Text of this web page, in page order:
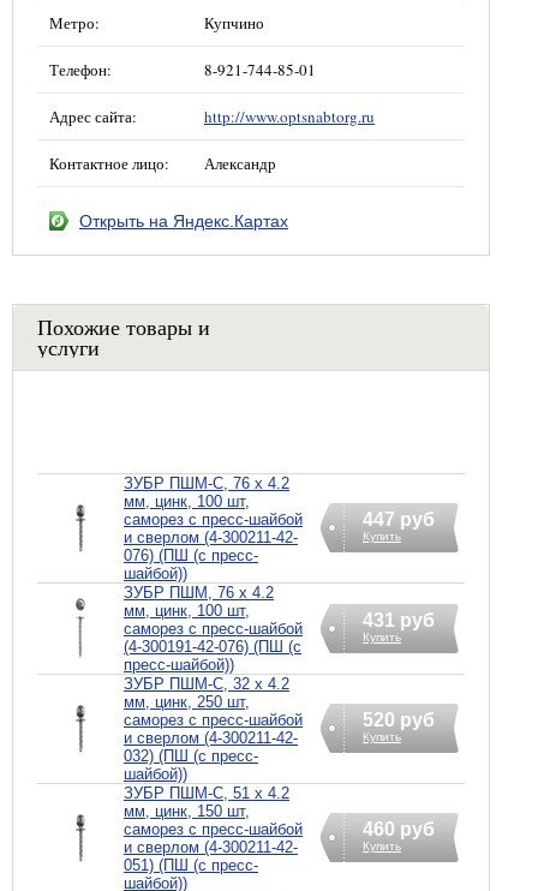
Метро: Купчино
Телефон: 8-921-744-85-01
Адрес сайта: http://www.optsnabtorg.ru
Контактное лицо: Александр
Открыть на Яндекс.Картах
Похожие товары и
услуги
ЗУБР ПШМ-С, 76 х 4.2
мм, цинк, 100 шт,
саморез с пресс-шайбой
и сверлом (4-300211-42-
076) (ПШ (с пресс-
шайбой))
447 руб
Купить
ЗУБР ПШМ, 76 х 4.2
мм, цинк, 100 шт,
саморез c пресс-шайбой
(4-300191-42-076) (ПШ (с
пресс-шайбой))
431 руб
Купить
ЗУБР ПШМ-С, 32 х 4.2
мм, цинк, 250 шт,
саморез с пресс-шайбой
и сверлом (4-300211-42-
032) (ПШ (с пресс-
шайбой))
520 руб
Купить
ЗУБР ПШМ-С, 51 х 4.2
мм, цинк, 150 шт,
саморез с пресс-шайбой
и сверлом (4-300211-42-
051) (ПШ (с пресс-
шайбой))
460 руб
Купить